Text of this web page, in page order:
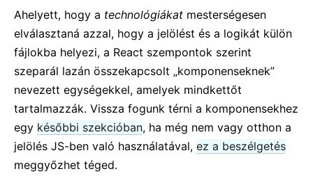
Ahelyett, hogy a technológiákat mesterségesen
elválasztaná azzal, hogy a jelölést és a logikát külön
fájlokba helyezi, a React szempontok szerint
szeparál lazán összekapcsolt „komponenseknek”
nevezett egységekkel, amelyek mindkettőt
tartalmazzák. Vissza fogunk térni a komponensekhez
egy későbbi szekcióban, ha még nem vagy otthon a
jelölés JS-ben való használatával, ez a beszélgetés
meggyőzhet téged.
React JSX nélkül
Egyeztetés
Ref-ek és a DOM
Render prop-ok
Statikus típusellenőrzés
Szigorú mód
Típusellenőrzés PropTypes-val
Kontrollálatlan komponensek
Web komponensek